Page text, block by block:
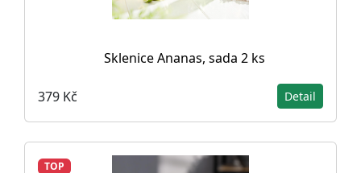
Sklenice Ananas, sada 2 ks
379 Kč Detail
TOP